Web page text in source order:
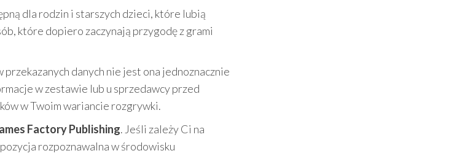
dla rodzin i starszych dzieci, które lubią
które dopiero zaczynają przygodę z grami
przekazanych danych nie jest ona jednoznacznie
w zestawie lub u sprzedawcy przed
w Twoim wariancie rozgrywki.
Factory Publishing. Jeśli zależy Ci na
rozpoznawalna w środowisku